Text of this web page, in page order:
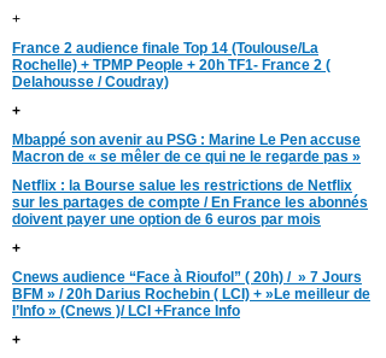
+
France 2 audience finale Top 14 (Toulouse/La
Rochelle) + TPMP People + 20h TF1- France 2 (
Delahousse / Coudray)
+
Mbappé son avenir au PSG : Marine Le Pen accuse
Macron de « se mêler de ce qui ne le regarde pas »
Netflix : la Bourse salue les restrictions de Netflix
sur les partages de compte / En France les abonnés
doivent payer une option de 6 euros par mois
+
Cnews audience “Face à Rioufol” ( 20h) / » 7 Jours
BFM » / 20h Darius Rochebin ( LCI) + »Le meilleur de
l’Info » (Cnews )/ LCI +France Info
+